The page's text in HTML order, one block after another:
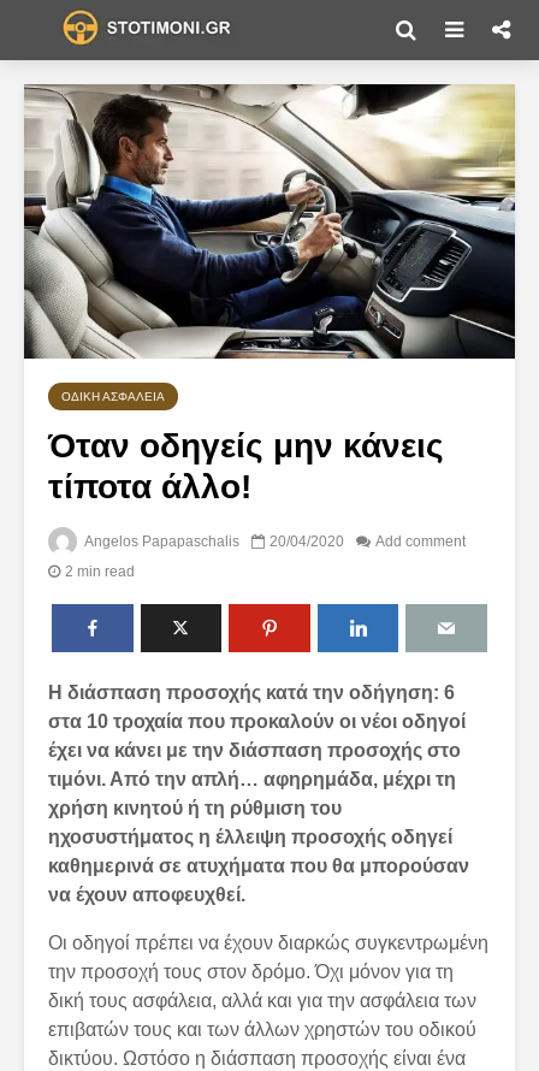
ΟΔΙΚΉ ΑΣΦΆΛΕΙΑ
Όταν οδηγείς μην κάνεις
τίποτα άλλο!
Angelos Papapaschalis 20/04/2020
Add comment
2 min read
Η διάσπαση προσοχής κατά την οδήγηση: 6
στα 10 τροχαία που προκαλούν οι νέοι οδηγοί
έχει να κάνει με την διάσπαση προσοχής στο
τιμόνι. Από την απλή… αφηρημάδα, μέχρι τη
χρήση κινητού ή τη ρύθμιση του
ηχοσυστήματος η έλλειψη προσοχής οδηγεί
καθημερινά σε ατυχήματα που θα μπορούσαν
να έχουν αποφευχθεί.
Οι οδηγοί πρέπει να έχουν διαρκώς συγκεντρωμένη
την προσοχή τους στον δρόμο. Όχι μόνον για τη
δική τους ασφάλεια, αλλά και για την ασφάλεια των
επιβατών τους και των άλλων χρηστών του οδικού
δικτύου. Ωστόσο η διάσπαση προσοχής είναι ένα